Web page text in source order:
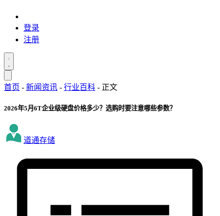
登录
注册
首页 - 新闻资讯 - 行业百科 - 正文
2026年5月6T企业级硬盘价格多少？选购时要注意哪些参数？
道通存储